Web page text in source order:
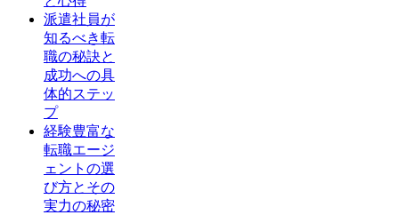
派遣社員が
知るべき転
職の秘訣と
成功への具
体的ステッ
プ
経験豊富な
転職エージ
ェントの選
び方とその
実力の秘密